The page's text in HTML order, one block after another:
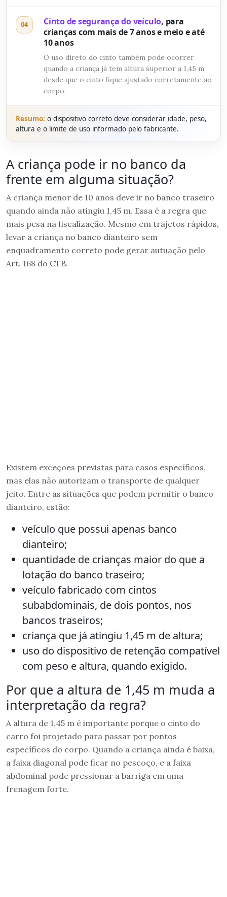
04 Cinto de segurança do veículo, para
crianças com mais de 7 anos e meio e até
10 anos
O uso direto do cinto também pode ocorrer
quando a criança já tem altura superior a 1,45 m,
desde que o cinto fique ajustado corretamente ao
corpo.
Resumo: o dispositivo correto deve considerar idade, peso,
altura e o limite de uso informado pelo fabricante.
A criança pode ir no banco da
frente em alguma situação?
A criança menor de 10 anos deve ir no banco traseiro
quando ainda não atingiu 1,45 m. Essa é a regra que
mais pesa na fiscalização. Mesmo em trajetos rápidos,
levar a criança no banco dianteiro sem
enquadramento correto pode gerar autuação pelo
Art. 168 do CTB.
Existem exceções previstas para casos específicos,
mas elas não autorizam o transporte de qualquer
jeito. Entre as situações que podem permitir o banco
dianteiro, estão:
veículo que possui apenas banco
dianteiro;
quantidade de crianças maior do que a
lotação do banco traseiro;
veículo fabricado com cintos
subabdominais, de dois pontos, nos
bancos traseiros;
criança que já atingiu 1,45 m de altura;
uso do dispositivo de retenção compatível
com peso e altura, quando exigido.
Por que a altura de 1,45 m muda a
interpretação da regra?
A altura de 1,45 m é importante porque o cinto do
carro foi projetado para passar por pontos
específicos do corpo. Quando a criança ainda é baixa,
a faixa diagonal pode ficar no pescoço, e a faixa
abdominal pode pressionar a barriga em uma
frenagem forte.